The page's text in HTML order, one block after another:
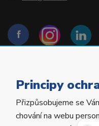
Copyright © 2022
Principy
Přizpůsobujeme se
chování na webu